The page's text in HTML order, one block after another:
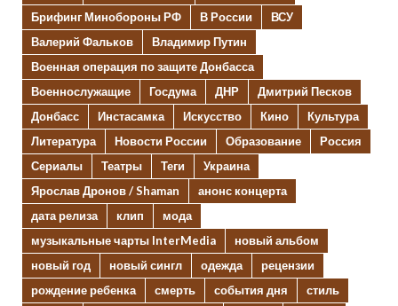
Брифинг Минобороны РФ
В России
ВСУ
Валерий Фальков
Владимир Путин
Военная операция по защите Донбасса
Военнослужащие
Госдума ДНР
Дмитрий Песков
Донбасс
Инстасамка Искусство Кино
Культура
Литература
Новости России Образование
Россия
Сериалы
Театры Теги
Украина
Ярослав Дронов / Shaman
анонс концерта
дата релиза
клип
мода
музыкальные чарты InterMedia
новый альбом
новый год
новый сингл одежда
рецензии
рождение ребенка
смерть события дня
стиль